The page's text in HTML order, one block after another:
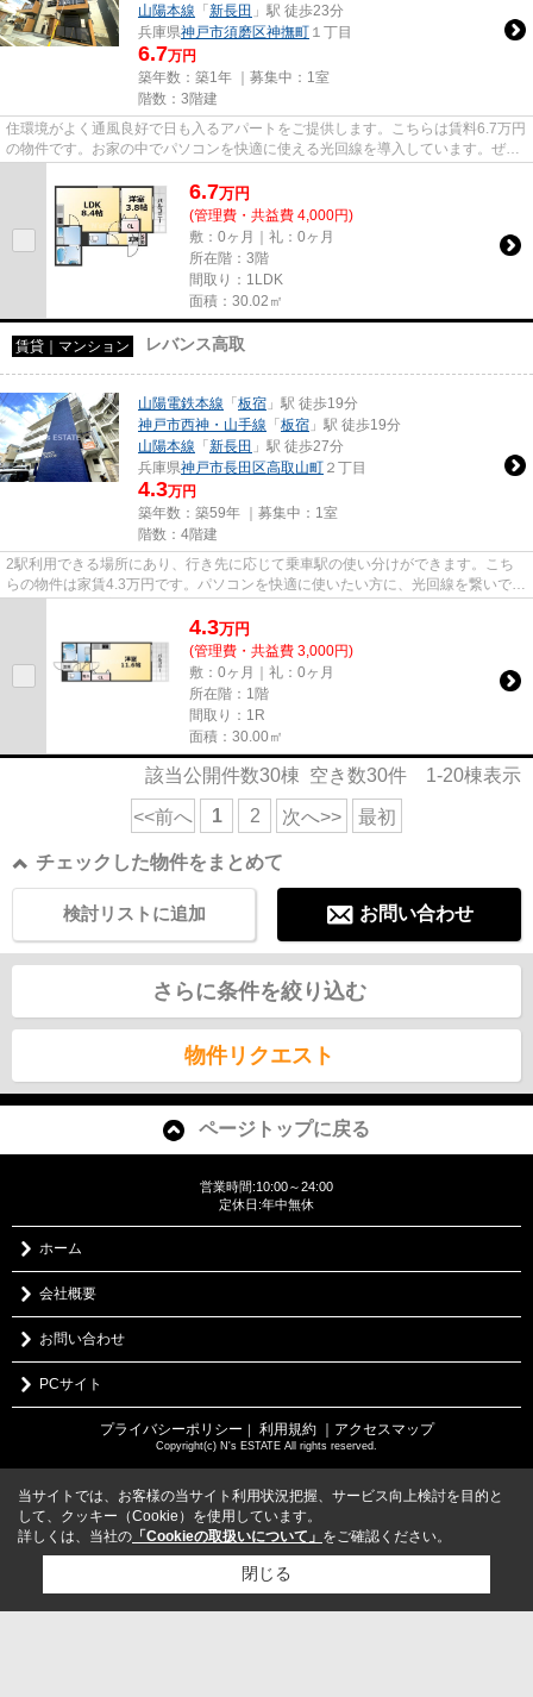
山陽本線 「 新長田 」駅 徒歩23分
兵庫県神戸市須磨区神撫町 １丁目
6.7万円
築年数：築1年 ｜募集中： 1室
階数：3階建
住環境がよく通風良好で日も入るアパートをご提供します。こちらは賃料6.7万円
の物件です。お家の中でパソコンを快適に使える光回線を導入しています。ぜひ
6.7万円
(管理費・共益費 4,000円)
敷：0ヶ月｜礼：0ヶ月
所在階：3階
間取り：1LDK
面積：30.02㎡
賃貸｜マンション レバンス高取
山陽電鉄本線 「 板宿 」駅 徒歩19分
神戸市西神・山手線 「 板宿 」駅 徒歩19分
山陽本線 「 新長田 」駅 徒歩27分
兵庫県神戸市長田区高取山町 ２丁目
4.3万円
築年数：築59年 ｜募集中： 1室
階数：4階建
2駅利用できる場所にあり、行き先に応じて乗車駅の使い分けができます。こち
らの物件は家賃4.3万円です。パソコンを快適に使いたい方に、光回線を繋いでい
4.3万円
(管理費・共益費 3,000円)
敷：0ヶ月｜礼：0ヶ月
所在階：1階
間取り：1R
面積：30.00㎡
該当公開件数30棟 空き数30件 1-20棟表示
<<前へ 1 2 次へ>> 最初
チェックした物件をまとめて
お問い合わせ
検討リストに追加
さらに条件を絞り込む
物件リクエスト
ページトップに戻る
営業時間:10:00～24:00
定休日:年中無休
ホーム
会社概要
お問い合わせ
PCサイト
プライバシーポリシー ｜ 利用規約 ｜アクセスマップ
Copyright(c) N's ESTATE All rights reserved.
当サイトでは、お客様の当サイト利用状況把握、サービス向上検討を目的と
して、クッキー（Cookie）を使用しています。
詳しくは、当社の 「Cookieの取扱いについて」 をご確認ください。
閉じる